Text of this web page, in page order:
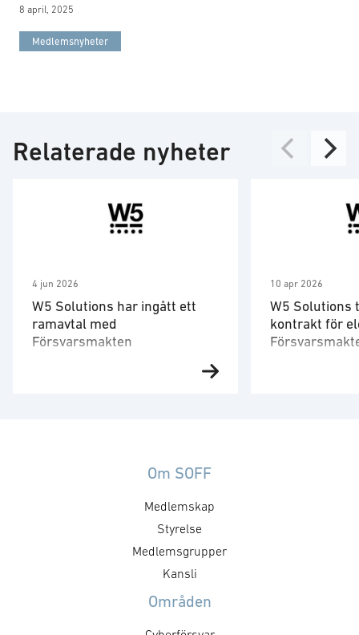
8 april, 2025
Medlemsnyheter
Relaterade nyheter
4 jun 2026
W5 Solutions har ingått ett
ramavtal med
Försvarsmakten
ramavtalstiden inklusive
omfattar service, support och
reservdelar, inklusive leverans av
kompletterande utrustning för
finns möjlighet till förlängning
10 apr 2026
W5 Solutions
kontrakt för
Om SOFF
Medlemskap
Styrelse
Medlemsgrupper
Kansli
Områden